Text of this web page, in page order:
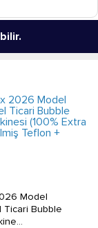
Model
Ticari Bubble